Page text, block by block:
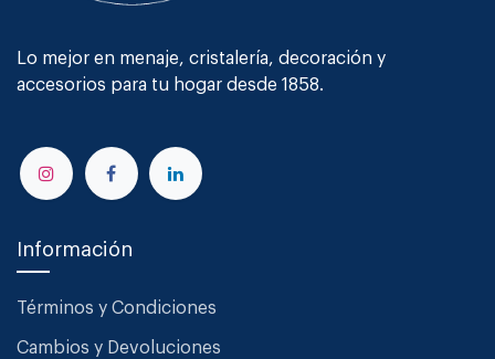
Lo mejor en menaje, cristalería, decoración y
accesorios para tu hogar desde 1858.
Información
Términos y Condiciones
Cambios y Devoluciones